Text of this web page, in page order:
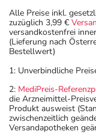
Alle Preise inkl.
zuzüglich 3,99 €
versandkostenfrei
(Lieferung nach
Bestellwert)
1: Unverbindliche
2: MediPreis-
die Arzneimittel-
Produkt ausweist
zwischenzeitlich
Versandapotheken